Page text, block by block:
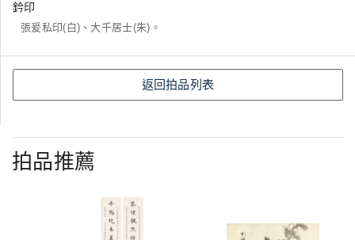
鈐印
張爰私印(白)、大千居士(朱)。
返回拍品列表
拍品推薦